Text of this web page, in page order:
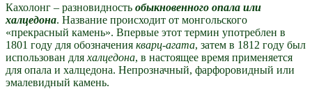
Кахолонг – разновидность обыкновенного опала или
халцедона. Название происходит от монгольского
«прекрасный камень». Впервые этот термин употреблен в
1801 году для обозначения кварц-агата, затем в 1812 году был
использован для халцедона, в настоящее время применяется
для опала и халцедона. Непрозначный, фарфоровидный или
эмалевидный камень.